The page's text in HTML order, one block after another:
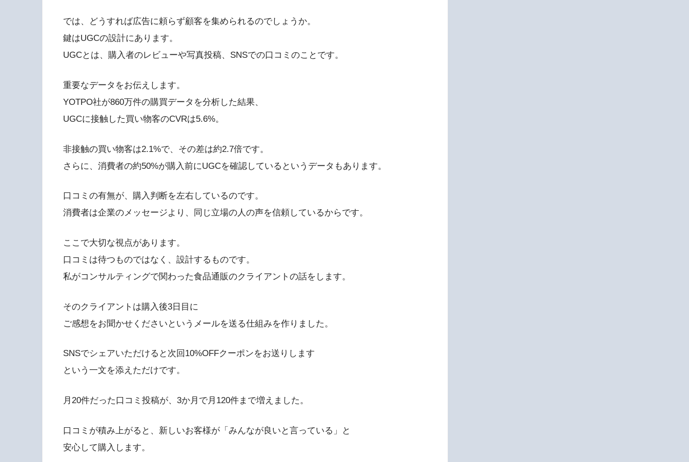
では、どうすれば広告に頼らず顧客を集められるのでしょうか。
鍵はUGCの設計にあります。
UGCとは、購入者のレビューや写真投稿、SNSでの口コミのことです。
重要なデータをお伝えします。
YOTPO社が860万件の購買データを分析した結果、
UGCに接触した買い物客のCVRは5.6%。
非接触の買い物客は2.1%で、その差は約2.7倍です。
さらに、消費者の約50%が購入前にUGCを確認しているというデータもあります。
口コミの有無が、購入判断を左右しているのです。
消費者は企業のメッセージより、同じ立場の人の声を信頼しているからです。
ここで大切な視点があります。
口コミは待つものではなく、設計するものです。
私がコンサルティングで関わった食品通販のクライアントの話をします。
そのクライアントは購入後3日目に
ご感想をお聞かせくださいというメールを送る仕組みを作りました。
SNSでシェアいただけると次回10%OFFクーポンをお送りします
という一文を添えただけです。
月20件だった口コミ投稿が、3か月で月120件まで増えました。
口コミが積み上がると、新しいお客様が「みんなが良いと言っている」と
安心して購入します。